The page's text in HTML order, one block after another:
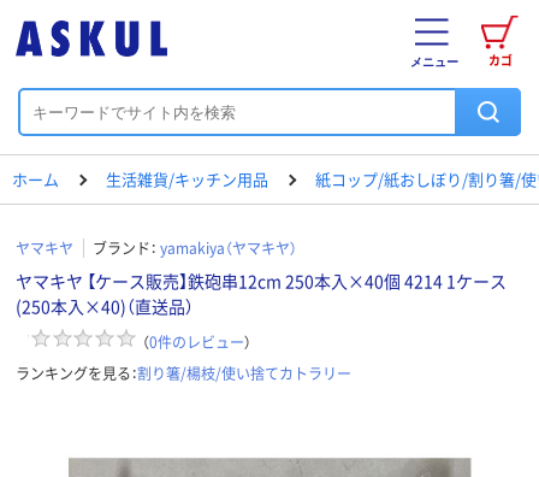
カゴ
メニュー
ホーム 生活雑貨/キッチン用品 紙コップ/紙おしぼり/割り箸/
ヤマキヤ ブランド： yamakiya（ヤマキヤ）
ヤマキヤ 【ケース販売】鉄砲串12cm 250本入×40個 4214 1ケース
(250本入×40)（直送品）
（0件のレビュー）
ランキングを見る：割り箸/楊枝/使い捨てカトラリー